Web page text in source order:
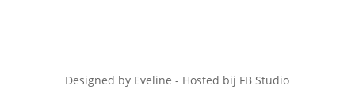
Designed by Eveline - Hosted bij FB Studio